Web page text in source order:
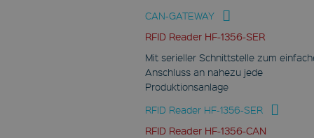
CAN-GATEWAY
RFID Reader HF-1356-SER
Mit serieller Schnittstelle zum
Anschluss an nahezu jede
Produktionsanlage
RFID Reader HF-1356-SER
RFID Reader HF-1356-CAN
www.fabmatics.com
Session
Dieses Cookie wird
verwendet um die
Nutzereinstellungen des
geblockten Inhaltes zu